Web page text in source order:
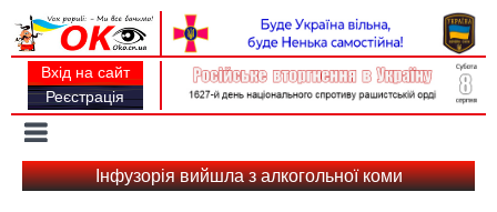
Вхід на сайт
Реєстрація
navigation Iнфузорія вийшла з алкогольної коми